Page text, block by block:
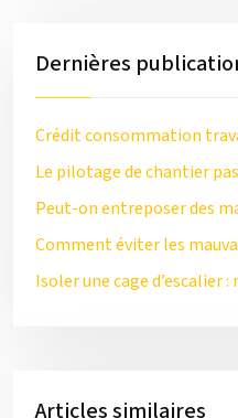
Dernières
Crédit consommation
Le pilotage de chantier
Peut-on entreposer des
Comment éviter les
Isoler une cage d’escalier
Articles similaires